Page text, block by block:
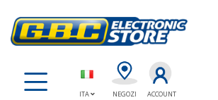
ITA NEGOZI ACCOUNT